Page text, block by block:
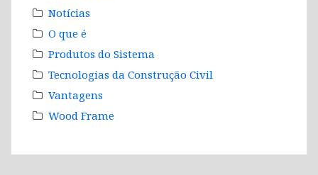
Notícias
O que é
Produtos do Sistema
Tecnologias da Construção Civil
Vantagens
Wood Frame